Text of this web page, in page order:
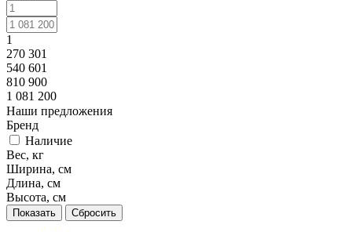
1
270 301
540 601
810 900
1 081 200
Наши предложения
Бренд
Наличие
Вес, кг
Ширина, см
Длина, см
Высота, см
Сбросить